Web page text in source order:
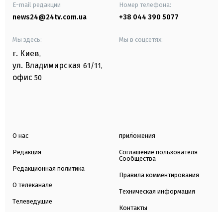
E-mail редакции
news24@24tv.com.ua
Номер телефона:
+38 044 390 5077
Мы здесь:
г. Киев,
ул. Владимирская 61/11,
офис 50
Мы в соцсетях:
О нас
Редакция
Редакционная политика
О телеканале
Телеведущие
приложения
Соглашение пользователя
Сообщества
Правила комментирования
Техническая информация
Контакты